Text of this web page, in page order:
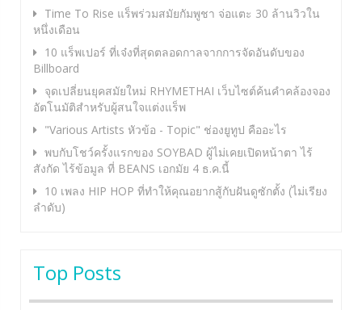
Time To Rise แร็พร่วมสมัยกัมพูชา จ่อแตะ 30 ล้านวิวใน
หนึ่งเดือน
10 แร็พเปอร์ ที่เจ๋งที่สุดตลอดกาลจากการจัดอันดับของ
Billboard
จุดเปลี่ยนยุคสมัยใหม่ RHYMETHAI เว็บไซต์ค้นคำคล้องจอง
อัตโนมัติสำหรับผู้สนใจแต่งแร็พ
"Various Artists หัวข้อ - Topic" ช่องยูทูป คืออะไร
พบกับโชว์ครั้งแรกของ SOYBAD ผู้ไม่เคยเปิดหน้าตา ไร้
สังกัด ไร้ข้อมูล ที่ BEANS เอกมัย 4 ธ.ค.นี้
10 เพลง HIP HOP ที่ทำให้คุณอยากสู้กับฝันดูซักตั้ง (ไม่เรียง
ลำดับ)
Top Posts